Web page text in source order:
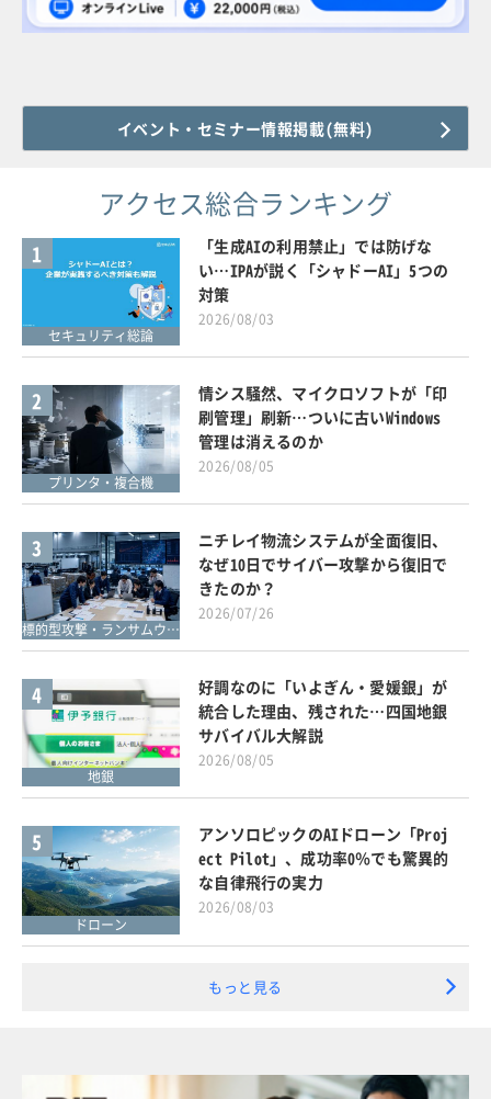
イベント・セミナー情報掲載(無料)
アクセス総合ランキング
1
セキュリティ総論
「生成AIの利用禁止」では防げな
い…IPAが説く「シャドーAI」5つの
対策
2026/08/03
2
プリンタ・複合機
情シス騒然、マイクロソフトが「印
刷管理」刷新…ついに古いWindows
管理は消えるのか
2026/08/05
3
標的型攻撃・ランサムウェア対策
ニチレイ物流システムが全面復旧、
なぜ10日でサイバー攻撃から復旧で
きたのか？
2026/07/26
4
地銀
好調なのに「いよぎん・愛媛銀」が
統合した理由、残された…四国地銀
サバイバル大解説
2026/08/05
5
ドローン
アンソロピックのAIドローン「Proj
ect Pilot」、成功率0％でも驚異的
な自律飛行の実力
2026/08/03
もっと見る